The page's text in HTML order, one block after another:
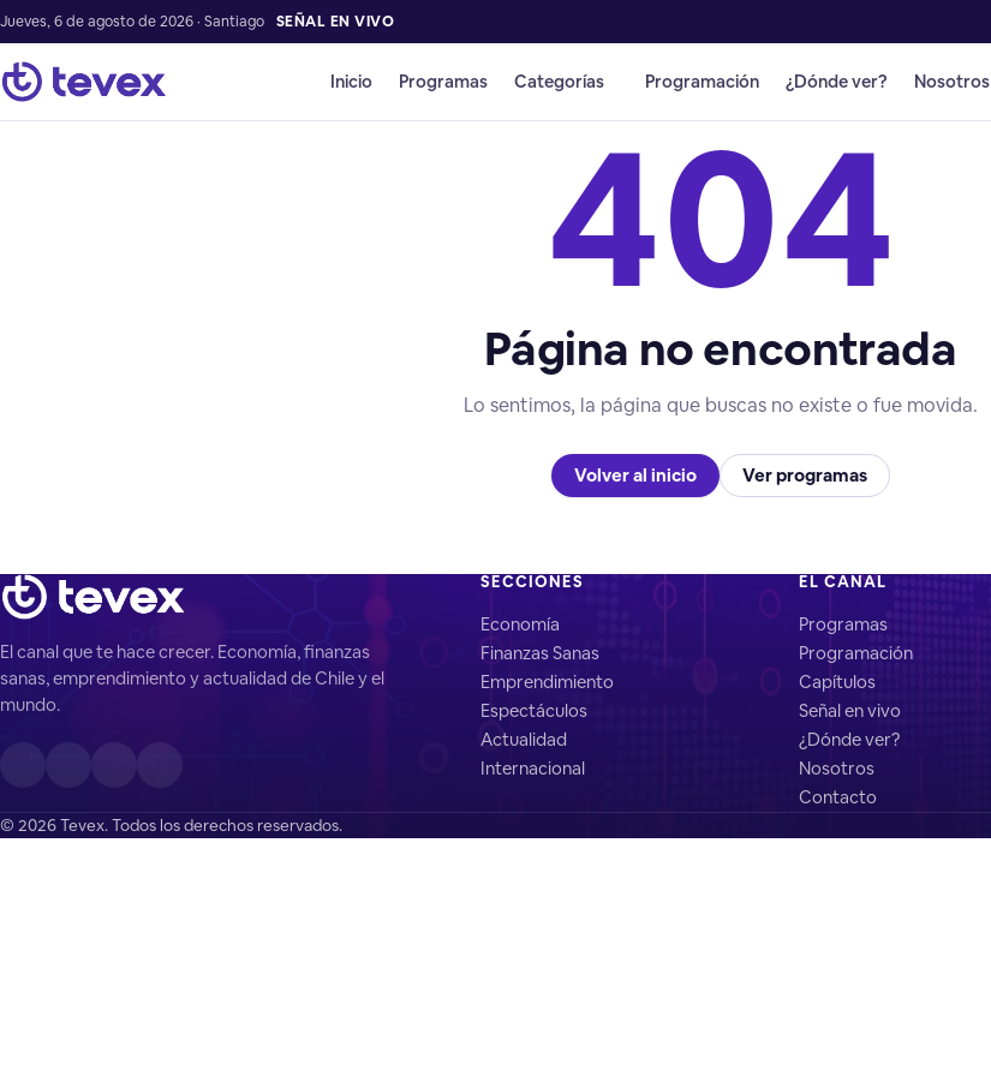
Jueves, 6 de agosto de 2026 · Santiago SEÑAL EN VIVO
Inicio Programas Categorías Programación ¿Dónde ver? Nosotros
404
Página no encontrada
Lo sentimos, la página que buscas no existe o fue movida.
Volver al inicio Ver programas
El canal que te hace crecer. Economía, finanzas
sanas, emprendimiento y actualidad de Chile y el
mundo.
SECCIONES
Economía
Finanzas Sanas
Emprendimiento
Espectáculos
Actualidad
Internacional
EL CANAL
Programas
Programación
Capítulos
Señal en vivo
¿Dónde ver?
Nosotros
Contacto
© 2026 Tevex. Todos los derechos reservados.